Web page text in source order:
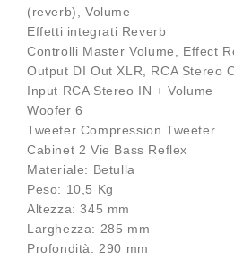
(reverb), Volume
Effetti integrati Reverb
Controlli Master Volume, Effect
Output DI Out XLR, RCA Stereo
Input RCA Stereo IN + Volume
Woofer 6
Tweeter Compression Tweeter
Cabinet 2 Vie Bass Reflex
Materiale: Betulla
Peso: 10,5 Kg
Altezza: 345 mm
Larghezza: 285 mm
Profondità: 290 mm